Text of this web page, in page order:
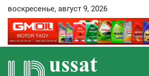
воскресенье, август 9, 2026